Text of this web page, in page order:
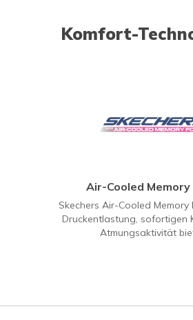
Komfort-
Air-Cooled Memory
Skechers Air-Cooled
Druckentlastung, sofortigen
Atmungsaktivität